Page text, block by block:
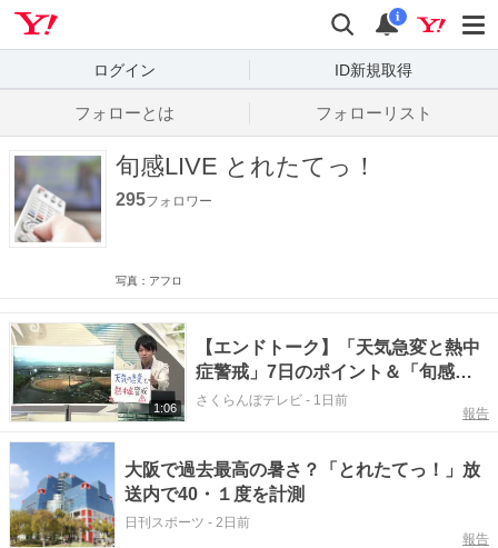
検索
通知
i
ログイン ID新規取得
フォローとは フォローリスト
旬感LIVE とれたてっ！
295フォロワー
写真：アフロ
1:06
【エンドトーク】「天気急変と熱中
症警戒」7日のポイント＆「旬感
LIVEとれたて」で花笠全国中継 山
さくらんぼテレビ - 1日前
報告
大阪で過去最高の暑さ？「とれたてっ！」放
送内で40・１度を計測
日刊スポーツ - 2日前
報告